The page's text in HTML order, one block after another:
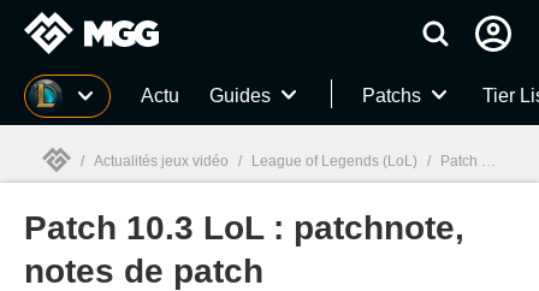
MGG Actu Guides Patchs Tier
MGG
/ Actualités jeux vidéo / League of Legends (LoL) / Patch 10.3 LoL : patchnote, notes de patch
Patch 10.3 LoL : patchnote,
notes de patch